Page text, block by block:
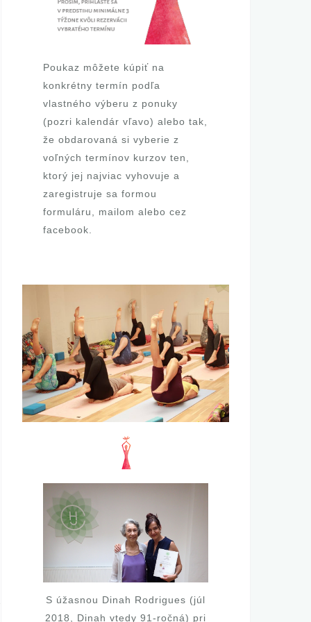
T
Poukaz môžete kúpiť na
konkrétny termín podľa
vlastného výberu z ponuky
(pozri kalendár vľavo) alebo tak,
že obdarovaná si vyberie z
voľných termínov kurzov ten,
ktorý jej najviac vyhovuje a
zaregistruje sa formou
formuláru,
mailom alebo cez
facebook
S úžasnou Dinah Rodrigues (júl
2018, Dinah vtedy 91-ročná) pri